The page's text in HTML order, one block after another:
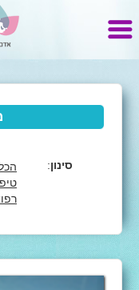
סינון: